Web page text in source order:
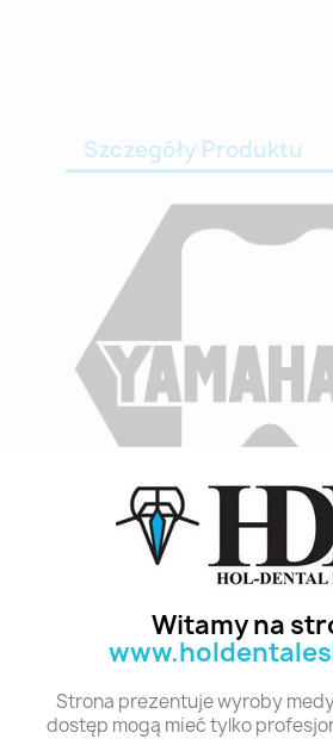
Witamy na
Strona prezentuje wyroby
dostęp mogą mieć tylko
Szczegóły Produktu
A4 S8 28
Polecane produkty z